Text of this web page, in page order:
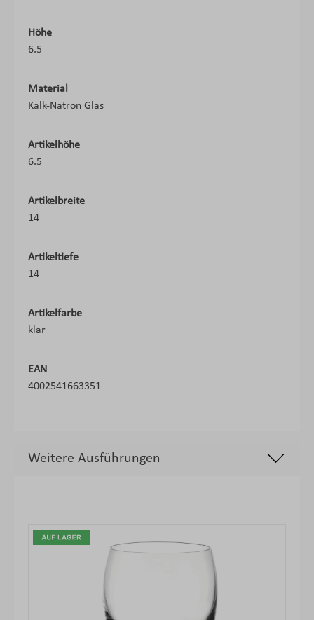
Höhe
6.5
Material
Kalk-Natron Glas
Artikelhöhe
6.5
Artikelbreite
14
Artikeltiefe
14
Artikelfarbe
klar
EAN
4002541663351
Weitere Ausführungen